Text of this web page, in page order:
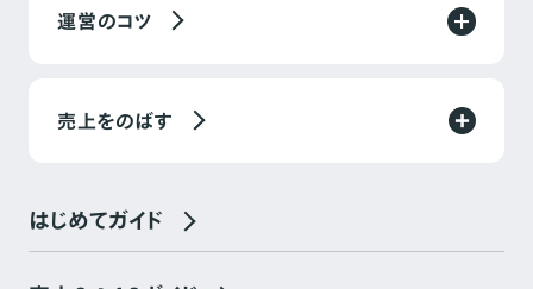
運営のコツ
売上をのばす
はじめてガイド